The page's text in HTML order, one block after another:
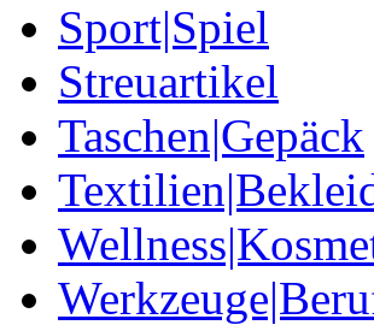
Sport|Spiel
Streuartikel
Taschen|Gepäck